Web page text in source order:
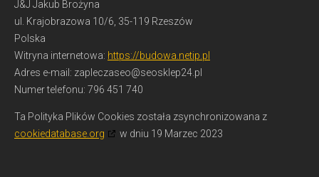
J&J Jakub Brożyna
ul. Krajobrazowa 10/6, 35-119 Rzeszów
Polska
Witryna internetowa: https://budowa.netip.pl
Adres e-mail: lp.42pelksoes@oesazcelpaz
Numer telefonu: 796 451 740
Ta Polityka Plików Cookies została zsynchronizowana z
cookiedatabase.org
w dniu 19 Marzec 2023